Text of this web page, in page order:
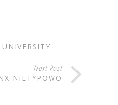
Next Post
NIETYPOWO